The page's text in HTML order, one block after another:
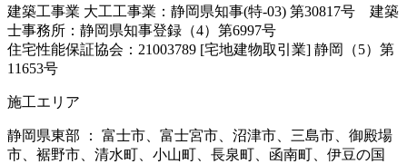
建築工事業 大工工事業：静岡県知事(特-03) 第30817号 建築
士事務所：静岡県知事登録（4）第6997号
住宅性能保証協会：21003789 [宅地建物取引業] 静岡（5）第
11653号
施工エリア
静岡県東部 ： 富士市、富士宮市、沼津市、三島市、御殿場
市、裾野市、清水町、小山町、長泉町、函南町、伊豆の国